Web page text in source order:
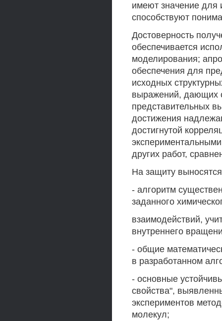
имеют значение для
способствуют
Достоверность
обеспечивается
моделирования;
обеспечения для
исходных
выражений, дающих
представительных
достижения
достигнутой
других работ,
На защиту
- алгоритм
заданного
взаимодействий,
внутреннего
- общие
в разработанном
- основные
свойства",
экспериментов
молекул;